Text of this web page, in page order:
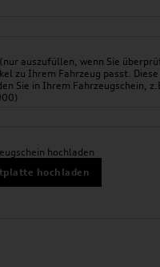
auszufüllen, wenn Sie
zu Ihrem Fahrzeug passt.
Sie in Ihrem Fahrzeugschein,
hochladen
hochladen